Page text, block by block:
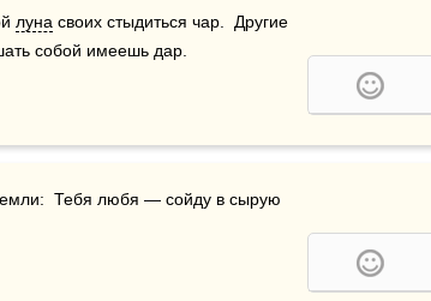
луна своих стыдиться чар.  Другие
собой имеешь дар.
Тебя любя — сойду в сырую